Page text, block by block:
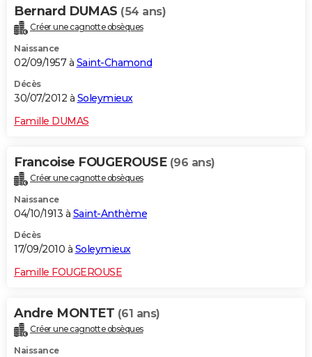
Bernard DUMAS (54 ans)
Créer une cagnotte obsèques
Naissance
02/09/1957 à Saint-Chamond
Décès
30/07/2012 à Soleymieux
Famille DUMAS
Francoise FOUGEROUSE (96 ans)
Créer une cagnotte obsèques
Naissance
04/10/1913 à Saint-Anthème
Décès
17/09/2010 à Soleymieux
Famille FOUGEROUSE
Andre MONTET (61 ans)
Créer une cagnotte obsèques
Naissance